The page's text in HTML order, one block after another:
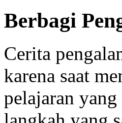
Berbagi
Cerita
karena saat
pelajaran